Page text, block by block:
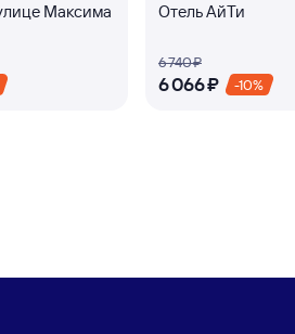
Максима
Отель АйТи
6 ⁠740 ⁠₽
6 ⁠066 ⁠₽ -10%